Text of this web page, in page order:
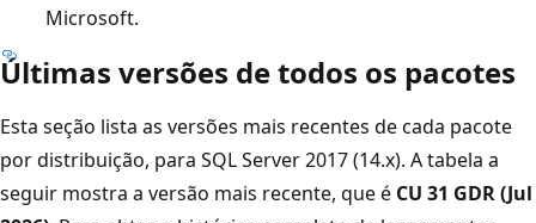
Microsoft.
Últimas versões de todos os pacotes
Esta seção lista as versões mais recentes de cada pacote
por distribuição, para SQL Server 2017 (14.x). A tabela a
seguir mostra a versão mais recente, que é CU 31 GDR (Jul